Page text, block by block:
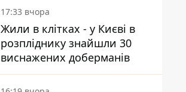
17:33 вчора
Жили в клітках - у Києві в
розпліднику знайшли 30
виснажених доберманів